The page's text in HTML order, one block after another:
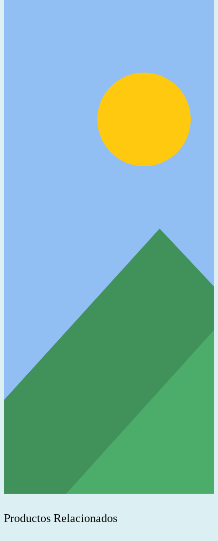
Productos Relacionados